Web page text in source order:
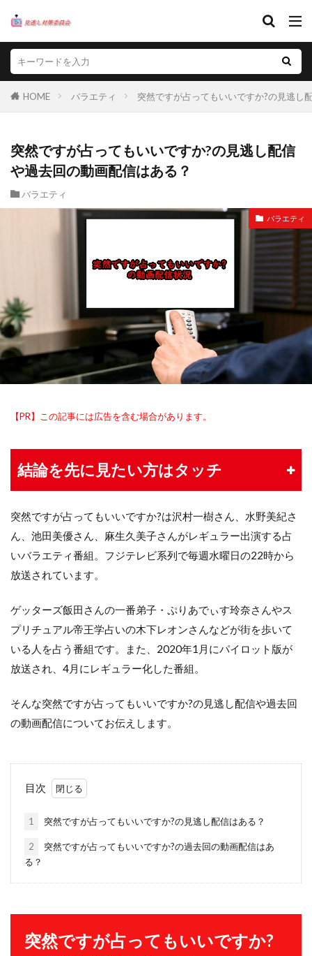
HOME バラエティ 突然ですが占ってもいいですか?の見逃し
突然ですが占ってもいいですか?の見逃し配信
や過去回の動画配信はある？
バラエティ
バラエティ
【PR】この記事には広告を含む場合があります。
結論を先に見たい方はタッチ
突然ですが占ってもいいですか?は沢村一樹さん、水野美紀さ
ん、池田美優さん、麻生久美子さんがレギュラー出演する占
いバラエティ番組。フジテレビ系列で毎週水曜日の22時から
放送されています。
ゲッターズ飯田さんの一番弟子・ぷりあでぃす玲奈さんやス
プリチュアル帝王学占いの木下レオンさんなどが街を歩いて
いる人を占う番組です。また、2020年1月にパイロット版が
放送され、4月にレギュラー化した番組。
そんな突然ですが占ってもいいですか?の見逃し配信や過去回
の動画配信についてお伝えします。
目次
1 突然ですが占ってもいいですか?の見逃し配信はある？
2
突然ですが占ってもいいですか?の過去回の動画配信はあ
る？
突然ですが占ってもいいですか?